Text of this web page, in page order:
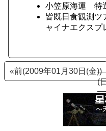
小笠原海運 特
皆既日食観測
ャイナエクスプ
«前(2009年01月30日(金))
(